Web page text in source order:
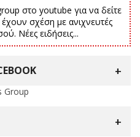
στο youtube για να δείτε
σχέση με ανιχνευτές
Νέες ειδήσεις...
Group